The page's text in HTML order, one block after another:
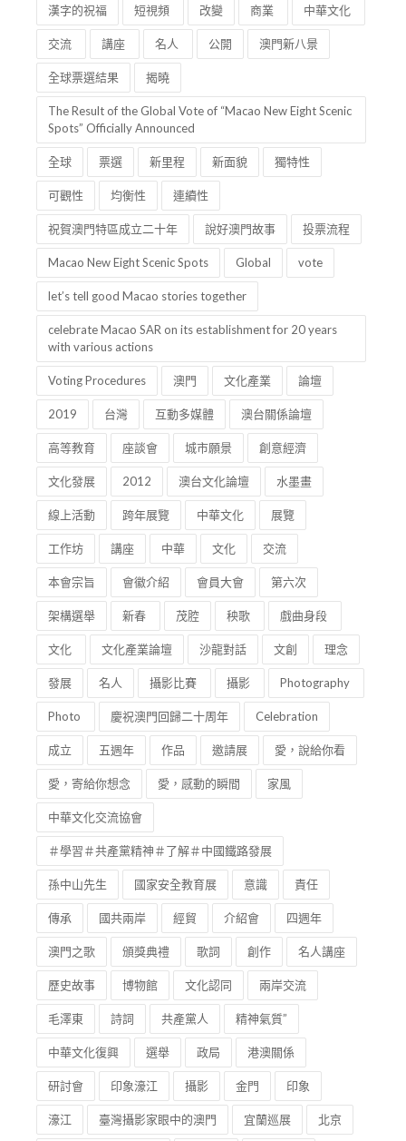
漢字 互動展 漢字開天闢地 漢字的時光對話
漢字的祝福 短視頻 改變 商業 中華文化
交流 講座 名人
全球票選結果 揭曉
The Result of the Global Vote of “Macao New Eight Scenic
Spots” Officially Announced
全球 票選 新里程
可觀性 均衡性 連續性
祝賀澳門特區成立二十年 說好澳門故事 投票流程
Macao New Eight Scenic Spots
let’s tell good Macao stories together
with various actions
Voting Procedures 澳門 文化產業 論壇
2019 台灣 互動多媒體 澳台關係論壇
高等教育 座談會 城市願景 創意經濟
文化發展 2012 澳台文化論壇 水墨畫
線上活動 跨年展覽 中華文化 展覽
工作坊 講座 中華 文化 交流
本會宗旨 會徽介紹 會員大會 第六次
架構選舉 新春 秧歌 戲曲身段
文化 文化產業論壇 沙龍對話 文創 理念
發展 名人 攝影比賽 攝影 Photography
Photo 慶祝澳門回歸二十周年 Celebration
成立 五週年 作品 邀請展 愛，說給你看
愛，寄給你想念
中華文化交流協會
＃學習＃共產黨精神＃了解＃中國鐵路發展
孫中山先生 國家安全教育展 意識 責任
傳承 國共兩岸 介紹會 四週年
澳門之歌 頒獎典禮 歌詞 創作 名人講座
歷史故事 博物館 文化認同 兩岸交流
毛澤東 詩詞 共產黨人 精神氣質”
中華文化復興 選舉 政局 港澳關係
研討會 印象濠江 攝影 金門 印象